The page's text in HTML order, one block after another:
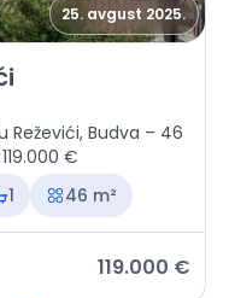
25. avgust 2025.
Reževići
Reževići, Budva – 46
€
1 46 m²
119.000 €